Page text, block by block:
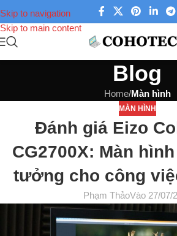
Skip to navigation
Skip to main content
Blog
Home/Màn hình
MÀN HÌNH
Đánh giá Eizo
CG2700X: Màn
tưởng cho công
Phạm ThảoVào 27/07/